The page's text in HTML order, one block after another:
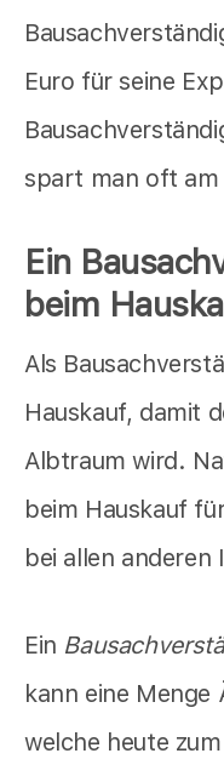
Euro für seine
spart man oft am
Ein
beim
Als
Hauskauf, damit
Albtraum wird.
beim Hauskauf
bei allen anderen
Ein
kann eine Menge
welche heute